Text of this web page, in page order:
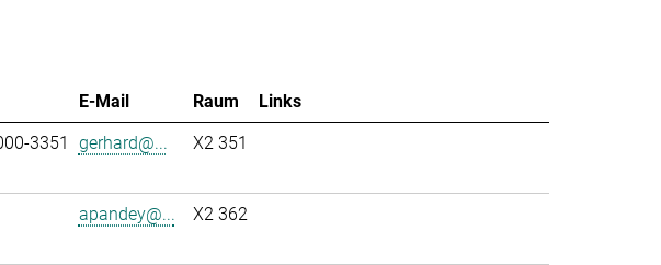
E-Mail Raum
Links
3351 gerhard@... X2 351
apandey@... X2 362